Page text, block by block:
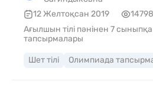
12 Желтоқсан 2019
14798
Ағылшын тілі пәнінен 7
тапсырмалары
Шет тілі Олимпиада